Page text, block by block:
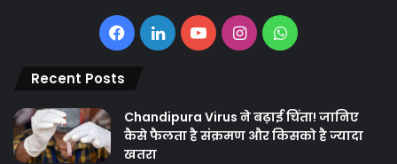
Facebook
LinkedInYouTubeInstagramWhatsApp
Recent Posts
Chandipura Virus ने बढ़ाई चिंता! जानिए
कैसे फैलता है संक्रमण और किसको है ज्यादा
खतरा